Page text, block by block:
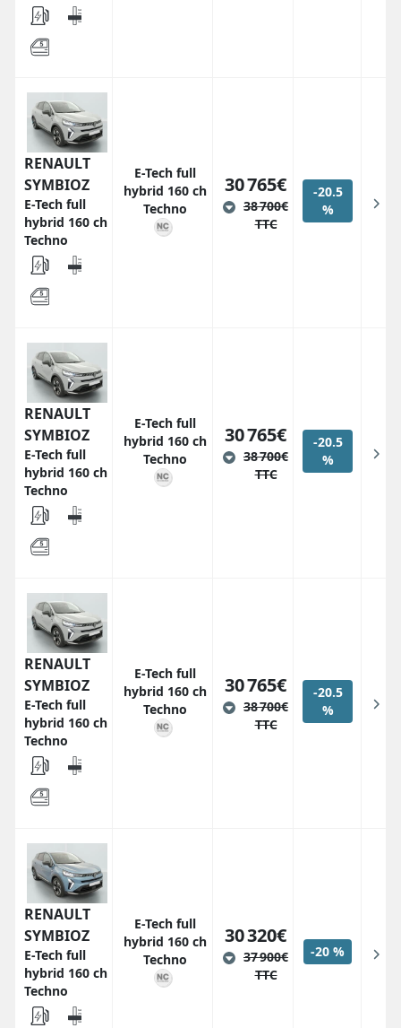
RENAULT
SYMBIOZ
E-Tech full
hybrid 160 ch
Techno
E-Tech full
hybrid 160 ch
Techno
30 765€
38 700€
TTC
-20.5
%
RENAULT
SYMBIOZ
E-Tech full
hybrid 160 ch
Techno
E-Tech full
hybrid 160 ch
Techno
30 765€
38 700€
TTC
-20.5
%
RENAULT
SYMBIOZ
E-Tech full
hybrid 160 ch
Techno
E-Tech full
hybrid 160 ch
Techno
30 765€
38 700€
TTC
-20.5
%
RENAULT
SYMBIOZ
E-Tech full
hybrid 160 ch
Techno
E-Tech full
hybrid 160 ch
Techno
30 320€
37 900€
TTC
-20 %